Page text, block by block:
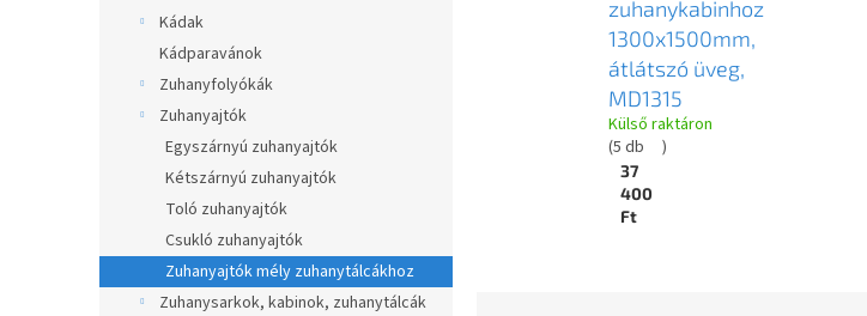
Kádak
Kádparavánok
Zuhanyfolyókák
Zuhanyajtók
Egyszárnyú zuhanyajtók
Kétszárnyú zuhanyajtók
Toló zuhanyajtók
Csukló zuhanyajtók
Zuhanyajtók mély zuhanytálcákhoz
Zuhanysarkok, kabinok, zuhanytálcák
zuhanykabinhoz
1300x1500mm,
átlátszó üveg,
MD1315
Külső raktáron
(5 db )
37
400
Ft